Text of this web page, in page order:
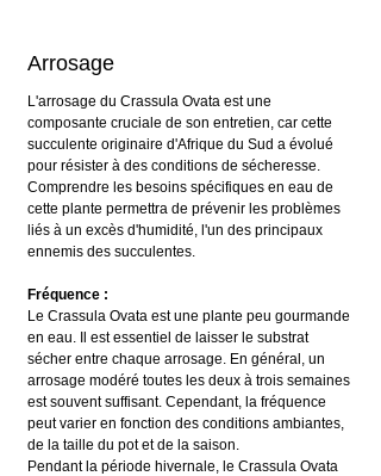
Arrosage
L'arrosage du Crassula Ovata est une
composante cruciale de son entretien, car cette
succulente originaire d'Afrique du Sud a évolué
pour résister à des conditions de sécheresse.
Comprendre les besoins spécifiques en eau de
cette plante permettra de prévenir les problèmes
liés à un excès d'humidité, l'un des principaux
ennemis des succulentes.
Fréquence :
Le Crassula Ovata est une plante peu gourmande
en eau. Il est essentiel de laisser le substrat
sécher entre chaque arrosage. En général, un
arrosage modéré toutes les deux à trois semaines
est souvent suffisant. Cependant, la fréquence
peut varier en fonction des conditions ambiantes,
de la taille du pot et de la saison.
Pendant la période hivernale, le Crassula Ovata